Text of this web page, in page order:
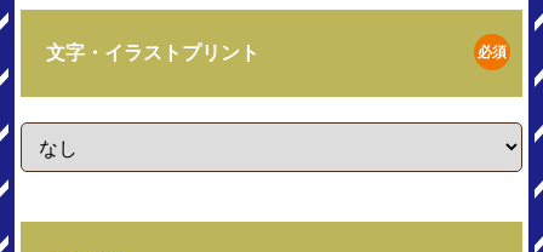
文字・イラストプリント 必須